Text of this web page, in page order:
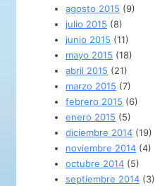
agosto 2015 (9)
julio 2015 (8)
junio 2015 (11)
mayo 2015 (18)
abril 2015 (21)
marzo 2015 (7)
febrero 2015 (6)
enero 2015 (5)
diciembre 2014 (19)
noviembre 2014 (4)
octubre 2014 (5)
septiembre 2014 (3)